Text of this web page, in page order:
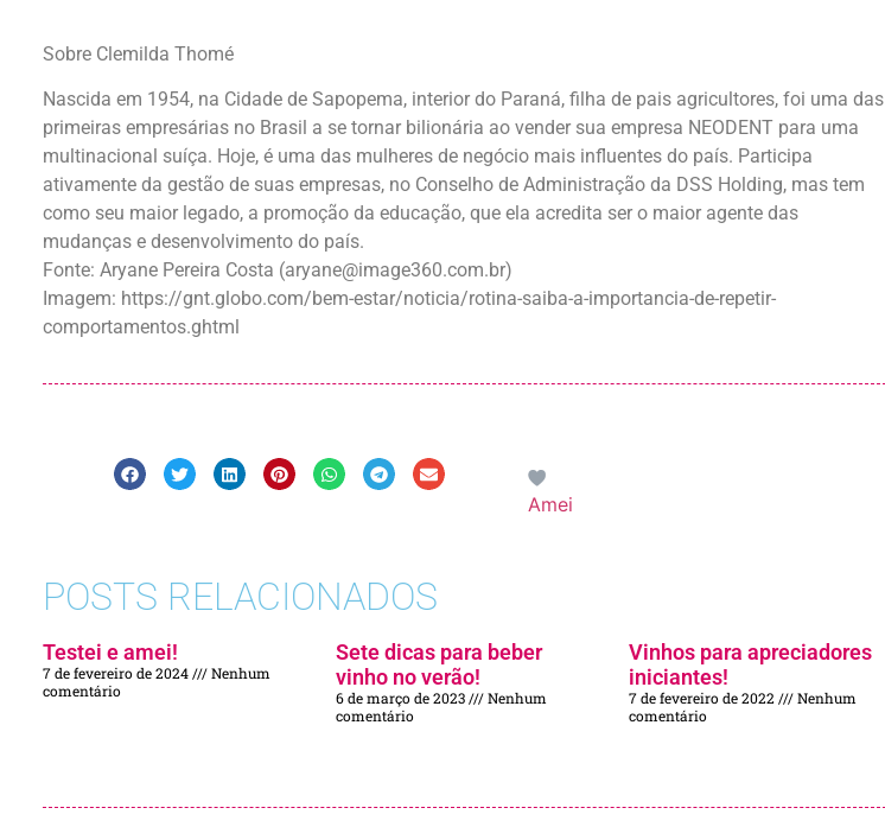
Sobre Clemilda Thomé
Nascida em 1954, na Cidade de Sapopema, interior do Paraná, filha de pais agricultores, foi uma das
primeiras empresárias no Brasil a se tornar bilionária ao vender sua empresa NEODENT para uma
multinacional suíça. Hoje, é uma das mulheres de negócio mais influentes do país. Participa
ativamente da gestão de suas empresas, no Conselho de Administração da DSS Holding, mas tem
como seu maior legado, a promoção da educação, que ela acredita ser o maior agente das
mudanças e desenvolvimento do país.
Fonte: Aryane Pereira Costa (aryane@image360.com.br)
Imagem: https://gnt.globo.com/bem-estar/noticia/rotina-saiba-a-importancia-de-repetir-
comportamentos.ghtml
Amei
POSTS RELACIONADOS
Testei e amei!
7 de fevereiro de 2024
Nenhum
comentário
Sete dicas para beber
vinho no verão!
6 de março de 2023
Nenhum
comentário
Vinhos para apreciadores
iniciantes!
7 de fevereiro de 2022
Nenhum
comentário